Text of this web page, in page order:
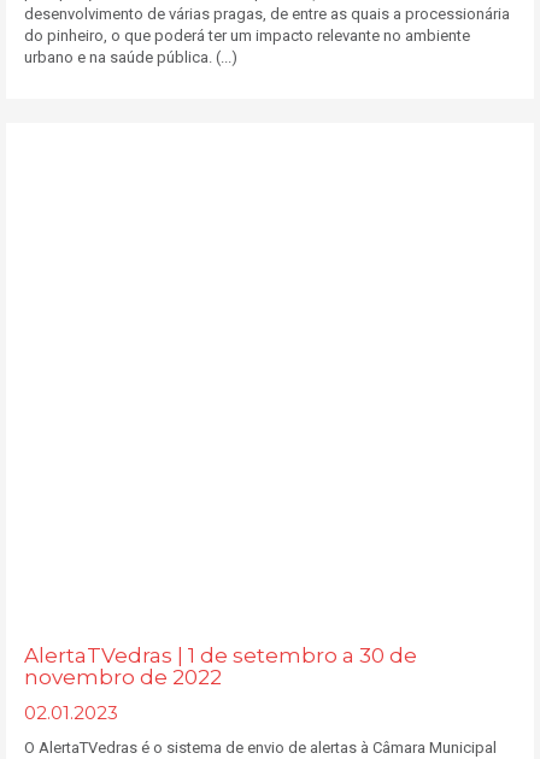
desenvolvimento de várias pragas, de entre as quais a processionária
do pinheiro, o que poderá ter um impacto relevante no ambiente
urbano e na saúde pública. (...)
AlertaTVedras | 1 de setembro a 30 de
novembro de 2022
02.01.2023
O AlertaTVedras é o sistema de envio de alertas à Câmara Municipal